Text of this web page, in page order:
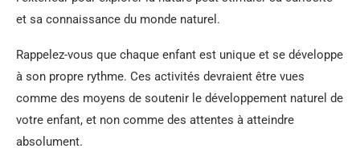
et sa connaissance du monde naturel.
Rappelez-vous que chaque enfant est unique et se développe
à son propre rythme. Ces activités devraient être vues
comme des moyens de soutenir le développement naturel de
votre enfant, et non comme des attentes à atteindre
absolument.